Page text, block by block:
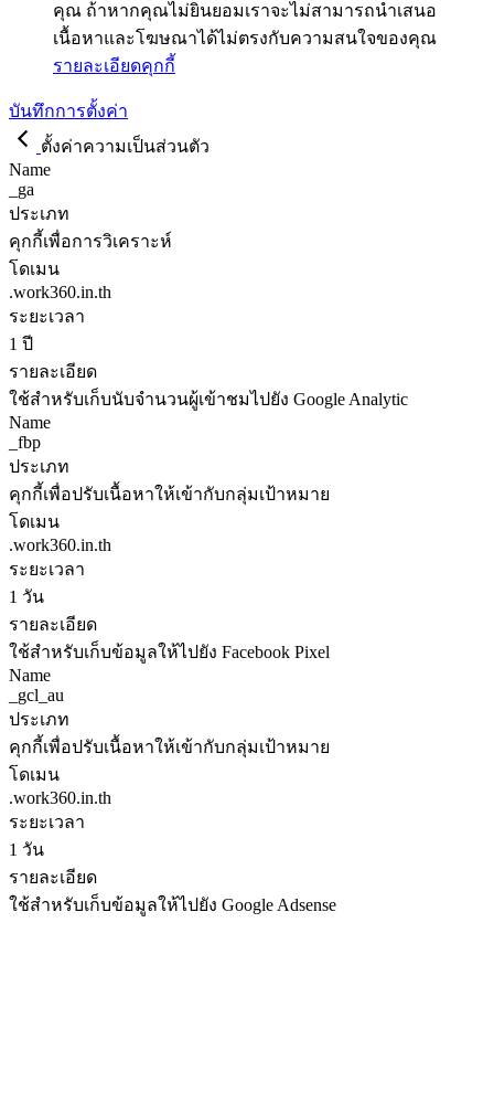
คุณ ถ้าหากคุณไม่ยินยอมเราจะไม่สามารถนำเสนอ
เนื้อหาและโฆษณาได้ไม่ตรงกับความสนใจของคุณ
รายละเอียดคุกกี้
บันทึกการตั้งค่า
ตั้งค่าความเป็นส่วนตัว
Name
_ga
ประเภท
คุกกี้เพื่อการวิเคราะห์
โดเมน
.work360.in.th
ระยะเวลา
1 ปี
รายละเอียด
ใช้สำหรับเก็บนับจำนวนผู้เข้าชมไปยัง Google Analytic
Name
_fbp
ประเภท
คุกกี้เพื่อปรับเนื้อหาให้เข้ากับกลุ่มเป้าหมาย
โดเมน
.work360.in.th
ระยะเวลา
1 วัน
รายละเอียด
ใช้สำหรับเก็บข้อมูลให้ไปยัง Facebook Pixel
Name
_gcl_au
ประเภท
คุกกี้เพื่อปรับเนื้อหาให้เข้ากับกลุ่มเป้าหมาย
โดเมน
.work360.in.th
ระยะเวลา
1 วัน
รายละเอียด
ใช้สำหรับเก็บข้อมูลให้ไปยัง Google Adsense